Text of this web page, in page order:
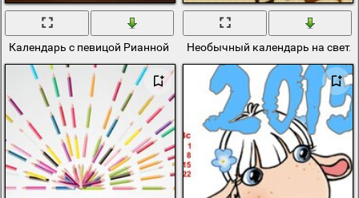
Календарь с певицой Рианной в платьеНеобычный календарь на